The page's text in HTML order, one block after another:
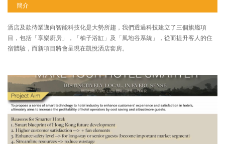
簡介
洒店及款待業邁向智能科技化是大勢所趨，我們透過科技建立了三個旗艦項
目，包括「享樂廚房」，「柚子浴缸」及「風地谷系統」，從而提升客人的住
宿體驗，而新項目將會呈現在凱悅洒店套房。